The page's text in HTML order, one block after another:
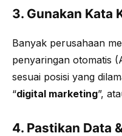
3. Gunakan Kata
Banyak perusahaan
penyaringan otomatis
sesuai posisi yang
“digital marketing”,
4. Pastikan Data